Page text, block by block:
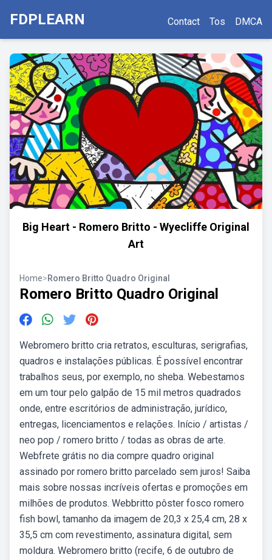
FDPLEARN Contact Tos DMCA
Big Heart - Romero Britto - Wyecliffe Original
Art
Home>Romero Britto Quadro Original
Romero Britto Quadro Original
Webromero britto cria retratos, esculturas, serigrafias,
quadros e instalações públicas. É possível encontrar
trabalhos seus, por exemplo, no sheba. Webestamos
em um tour pelo galpão de 15 mil metros quadrados
onde, entre escritórios de administração, jurídico,
entregas, licenciamentos e relações. Início / artistas /
neo pop / romero britto / todas as obras de arte.
Webfrete grátis no dia compre quadro original
assinado por romero britto parcelado sem juros! Saiba
mais sobre nossas incríveis ofertas e promoções em
milhões de produtos. Webbritto pôster fosco romero
fish bowl, tamanho da imagem de 20,3 x 25,4 cm, 28 x
35,5 cm com revestimento, assinatura digital, sem
moldura. Webromero britto (recife, 6 de outubro de